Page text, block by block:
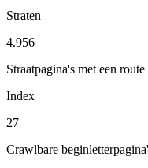
Straten
4.956
Straatpagina's met een
Index
27
Crawlbare